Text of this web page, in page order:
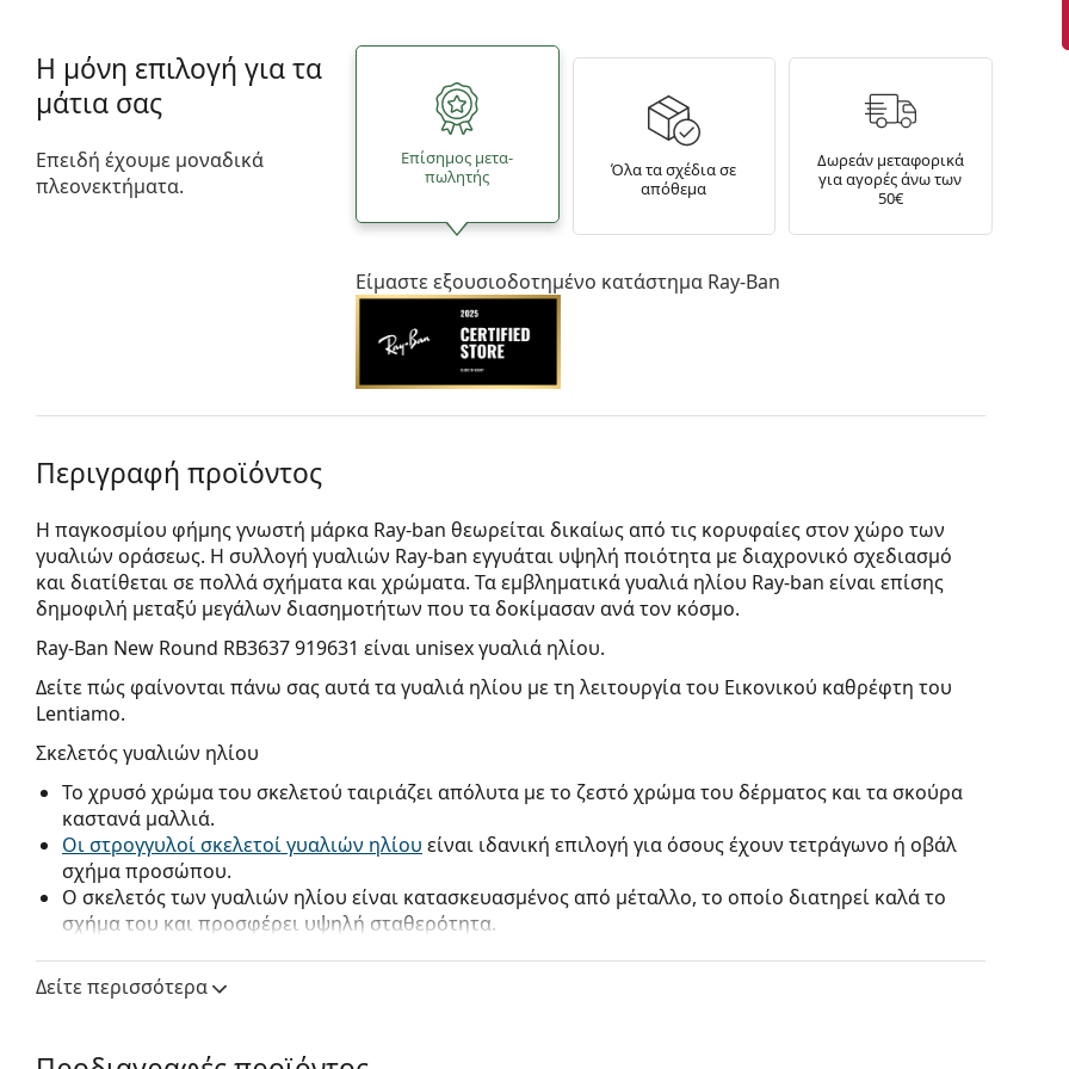
Η μόνη επιλογή για τα
μάτια σας
Επειδή έχουμε μοναδικά
πλεονεκτήματα.
Επίσημος μετα­
πωλητής
Όλα τα σχέδια σε
απόθεμα
Δωρεάν μεταφορικά
για αγορές άνω των
50€
Είμαστε εξουσιοδοτημένο κατάστημα Ray-Ban
Περιγραφή προϊόντος
Η παγκοσμίου φήμης γνωστή μάρκα Ray-ban θεωρείται δικαίως από τις κορυφαίες στον χώρο των
γυαλιών οράσεως. Η συλλογή γυαλιών Ray-ban εγγυάται υψηλή ποιότητα με διαχρονικό σχεδιασμό
και διατίθεται σε πολλά σχήματα και χρώματα. Τα εμβληματικά γυαλιά ηλίου Ray-ban είναι επίσης
δημοφιλή μεταξύ μεγάλων διασημοτήτων που τα δοκίμασαν ανά τον κόσμο.
Ray-Ban New Round RB3637 919631 είναι unisex γυαλιά ηλίου.
Δείτε πώς φαίνονται πάνω σας αυτά τα γυαλιά ηλίου με τη λειτουργία του Εικονικού καθρέφτη του
Lentiamo.
Σκελετός γυαλιών ηλίου
Το χρυσό χρώμα του σκελετού ταιριάζει απόλυτα με το ζεστό χρώμα του δέρματος και τα σκούρα
καστανά μαλλιά.
Οι στρογγυλοί σκελετοί γυαλιών ηλίου είναι ιδανική επιλογή για όσους έχουν τετράγωνο ή οβάλ
σχήμα προσώπου.
Ο σκελετός των γυαλιών ηλίου είναι κατασκευασμένος από μέταλλο, το οποίο διατηρεί καλά το
σχήμα του και προσφέρει υψηλή σταθερότητα.
γυαλιών σας για μεγαλύτερη άνεση. Η ρύθμιση των μαξιλαριών μύτης πρέπει πάντα να γίνεται από
έμπειρο οπτικό για να αποφεύγεται η ζημιά ή το σπάσιμο.
Δείτε περισσότερα